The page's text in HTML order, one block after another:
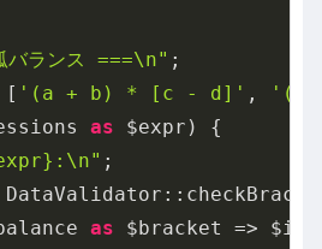
ランス ===\n" ;
[ '(a + b) * [c - d]' ,
as $expr) {
;
as $bracket =>